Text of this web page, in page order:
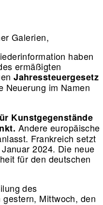
Galerien,
haben
ermäßigten
Jahressteuergesetz
Neuerung im Namen
Kunstgegenstände
Andere europäische
Frankreich setzt
2024. Die neue
für den deutschen
des
Mittwoch, den